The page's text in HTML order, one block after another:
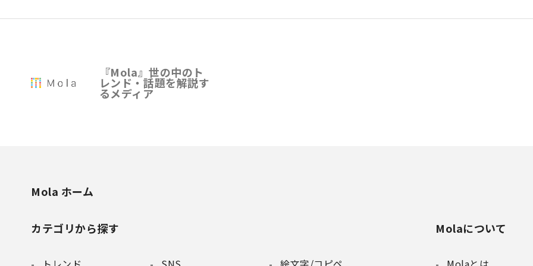
『Mola』世の中のト
レンド・話題を解説す
るメディア
Mola ホーム
カテゴリから探す Molaについて